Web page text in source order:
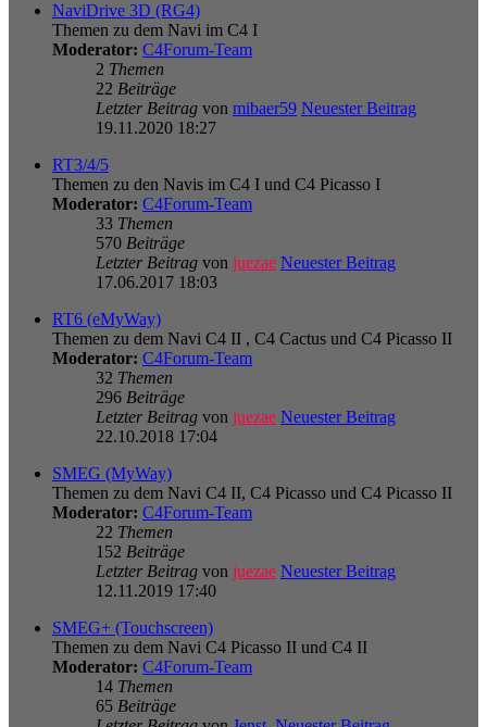
NaviDrive 3D (RG4)
Themen zu dem Navi im C4 I
Moderator: C4Forum-Team
2 Themen
22 Beiträge
Letzter Beitrag von mibaer59 Neuester Beitrag
19.11.2020 18:27
RT3/4/5
Themen zu den Navis im C4 I und C4 Picasso I
Moderator: C4Forum-Team
33 Themen
570 Beiträge
Letzter Beitrag von juezae Neuester Beitrag
17.06.2017 18:03
RT6 (eMyWay)
Themen zu dem Navi C4 II , C4 Cactus und C4 Picasso II
Moderator: C4Forum-Team
32 Themen
296 Beiträge
Letzter Beitrag von juezae Neuester Beitrag
22.10.2018 17:04
SMEG (MyWay)
Themen zu dem Navi C4 II, C4 Picasso und C4 Picasso II
Moderator: C4Forum-Team
22 Themen
152 Beiträge
Letzter Beitrag von juezae Neuester Beitrag
12.11.2019 17:40
SMEG+ (Touchscreen)
Themen zu dem Navi C4 Picasso II und C4 II
Moderator: C4Forum-Team
14 Themen
65 Beiträge